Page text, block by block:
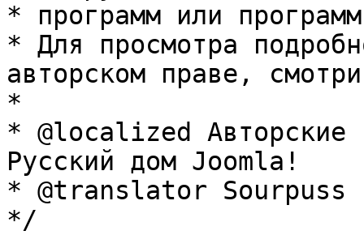
* программ или
* Для просмотра
авторском праве,
*
* @localized Авторские
Русский дом Joomla!
* @translator Sourpuss
*/